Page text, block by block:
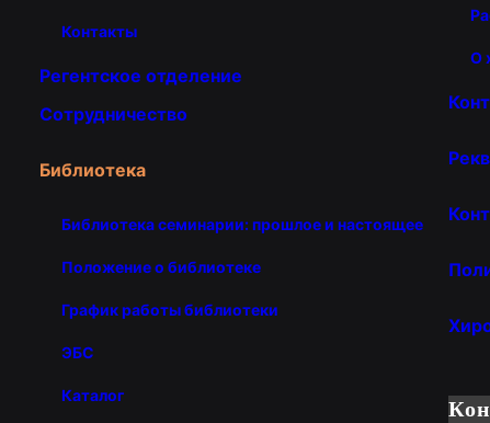
Контакты
Регентское отделение
Сотрудничество
Библиотека
Библиотека семинарии: прошлое и настоящее
Положение о библиотеке
График работы библиотеки
ЭБС
Каталог
О